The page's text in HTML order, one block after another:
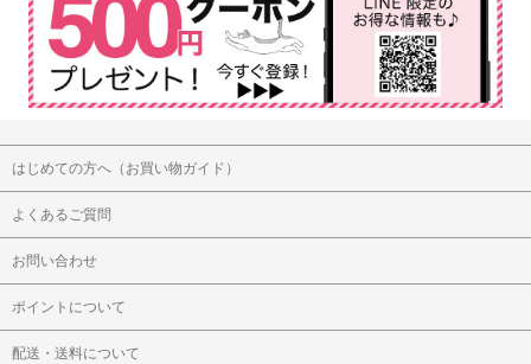
はじめての方へ（お買い物ガイド）
よくあるご質問
お問い合わせ
ポイントについて
配送・送料について